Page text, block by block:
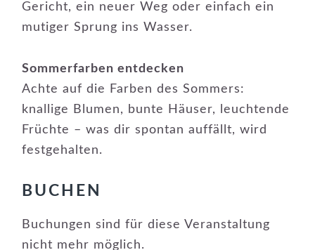
Gericht, ein neuer Weg oder einfach ein
mutiger Sprung ins Wasser.
Sommerfarben entdecken
Achte auf die Farben des Sommers:
knallige Blumen, bunte Häuser, leuchtende
Früchte – was dir spontan auffällt, wird
festgehalten.
BUCHEN
Buchungen sind für diese Veranstaltung
nicht mehr möglich.